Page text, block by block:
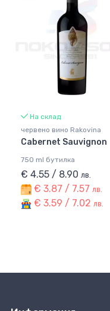
На склад
червено вино Rakovina
Cabernet Sauvignon
750 ml бутилка
€ 4.55 / 8.90лв.
€ 3.87 / 7.57лв.
€ 3.59 / 7.02лв.